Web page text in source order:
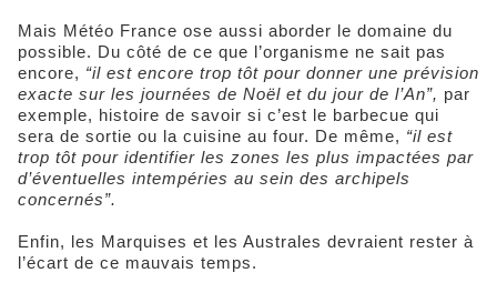
Mais Météo France ose aussi aborder le domaine du
possible. Du côté de ce que l’organisme ne sait pas
encore, “il est encore trop tôt pour donner une prévision
exacte sur les journées de Noël et du jour de l’An”, par
exemple, histoire de savoir si c’est le barbecue qui
sera de sortie ou la cuisine au four. De même, “il est
trop tôt pour identifier les zones les plus impactées par
d’éventuelles intempéries au sein des archipels
concernés”.
Enfin, les Marquises et les Australes devraient rester à
l’écart de ce mauvais temps.